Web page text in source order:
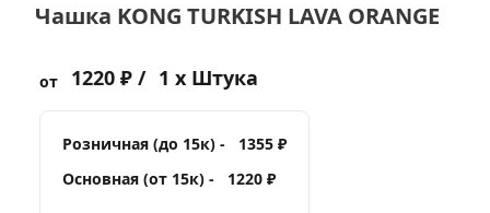
Чашка KONG TURKISH LAVA ORANGE
от 1220 ₽ / 1 x Штука
Розничная (до 15к) -
1355 ₽
Основная (от 15к) -
1220 ₽